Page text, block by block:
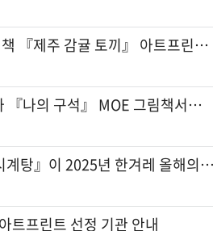
[이벤트] 백유연 그림책 『제주 감귤 토끼』 아트프린트 전시 지원 이벤트 (~1월 25일)
[수상 소식] 조오 작가 『나의 구석』 MOE 그림책서점상 수상을 축하해 주세요.
권정민 작가님의 『시계탕』이 2025년 한겨
트프린트 선정 기관 안내